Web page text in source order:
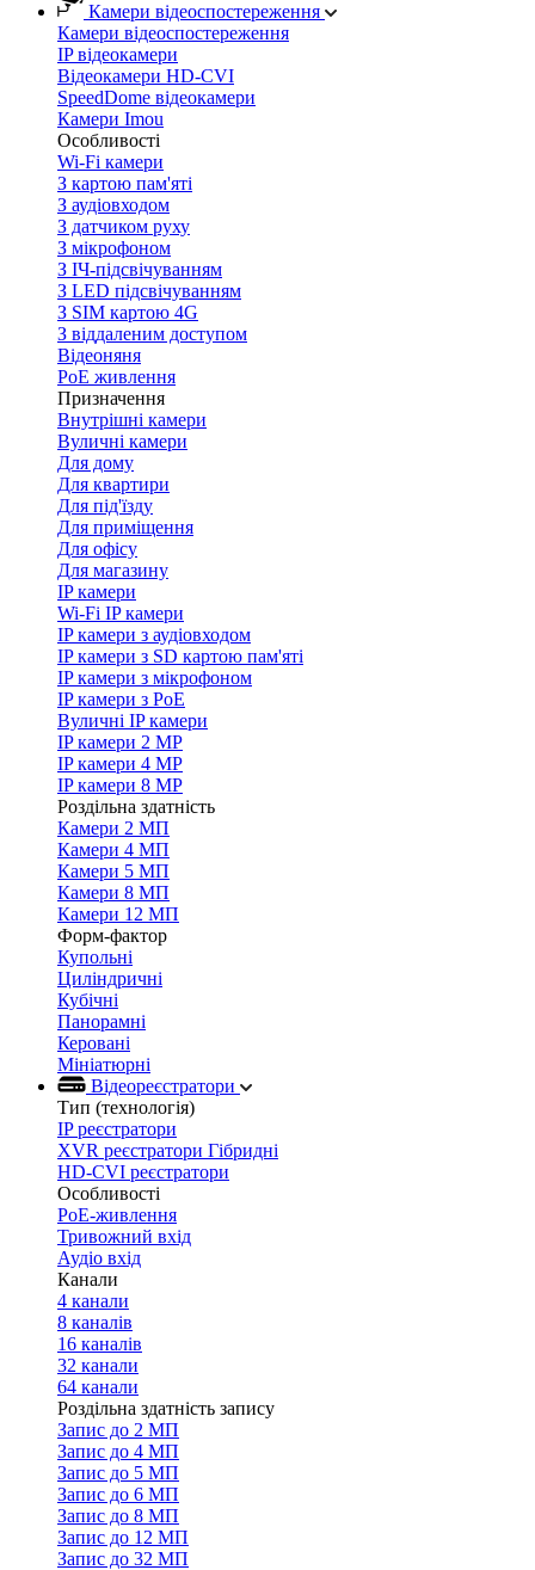
Камери відеоспостереження
Камери відеоспостереження
IP відеокамери
Відеокамери HD-CVI
SpeedDome відеокамери
Камери Imou
Особливості
Wi-Fi камери
З картою пам'яті
З аудіовходом
З датчиком руху
З мікрофоном
З ІЧ-підсвічуванням
З LED підсвічуванням
З SIM картою 4G
З віддаленим доступом
Відеоняня
PoE живлення
Призначення
Внутрішні камери
Вуличні камери
Для дому
Для квартири
Для під'їзду
Для приміщення
Для офісу
Для магазину
IP камери
Wi-Fi IP камери
IP камери з аудіовходом
IP камери з SD картою пам'яті
IP камери з мікрофоном
IP камери з PoE
Вуличні IP камери
IP камери 2 MP
IP камери 4 MP
IP камери 8 MP
Роздільна здатність
Камери 2 МП
Камери 4 МП
Камери 5 МП
Камери 8 МП
Камери 12 МП
Форм-фактор
Купольні
Циліндричні
Кубічні
Панорамні
Керовані
Мініатюрні
Відеореєстратори
Тип (технологія)
IP реєстратори
XVR реєстратори Гібридні
HD-CVI реєстратори
Особливості
PoE-живлення
Тривожний вхід
Аудіо вхід
Канали
4 канали
8 каналів
16 каналів
32 канали
64 канали
Роздільна здатність запису
Запис до 2 МП
Запис до 4 МП
Запис до 5 МП
Запис до 6 МП
Запис до 8 МП
Запис до 12 МП
Запис до 32 МП